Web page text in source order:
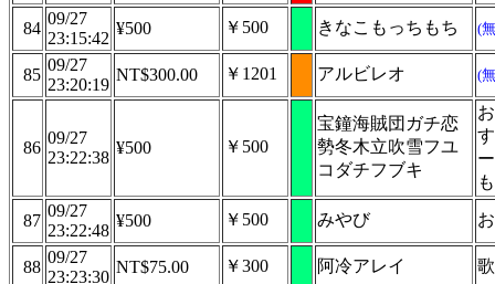
84
09/27
23:15:42
¥500 ￥500 きなこもっちもち (
85
09/27
23:20:19
NT$300.00 ￥1201 アルビレオ (
86
09/27
23:22:38
¥500 ￥500
宝鐘海賊団ガチ恋
勢冬木立吹雪フユ
コダチフブキ
87
09/27
23:22:48
¥500 ￥500 みやび
88
09/27
23:23:30
NT$75.00 ￥300 阿冷アレイ